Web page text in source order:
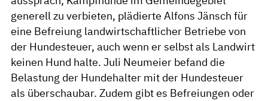
generell zu verbieten, plädierte Alfons Jänsch für
eine Befreiung landwirtschaftlicher Betriebe von
der Hundesteuer, auch wenn er selbst als Landwirt
keinen Hund halte. Juli Neumeier befand die
Belastung der Hundehalter mit der Hundesteuer
als überschaubar. Zudem gibt es Befreiungen oder